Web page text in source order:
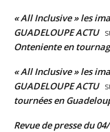
« All Inclusive » les
GUADELOUPE ACTU
Onteniente en
« All Inclusive » les
GUADELOUPE ACTU
tournées en
Revue de presse du